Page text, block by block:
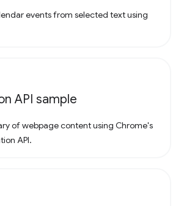
events from selected text using
API sample
of webpage content using Chrome's
API.